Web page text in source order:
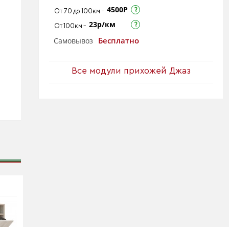
От 70 до 100км - 4500Р
От 100км - 23р/км
Самовывоз
Бесплатно
Все модули прихожей Джаз